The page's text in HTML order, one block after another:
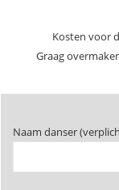
Kosten voor
Graag
Naam danser